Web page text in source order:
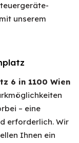
unserem
6 in 1100 Wien
– eine
erforderlich. Wir
Ihnen ein